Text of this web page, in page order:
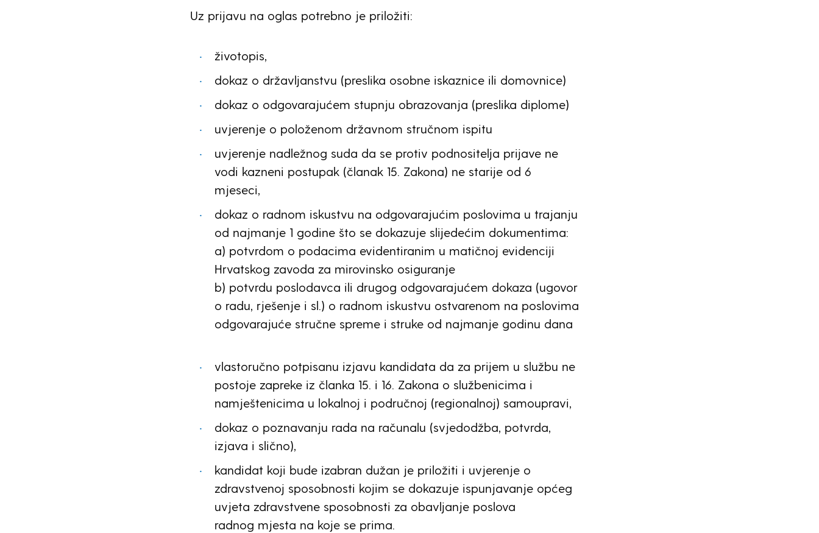
Uz prijavu na oglas potrebno je priložiti:
životopis,
dokaz o državljanstvu (preslika osobne iskaznice ili domovnice)
dokaz o odgovarajućem stupnju obrazovanja (preslika diplome)
uvjerenje o položenom državnom stručnom ispitu
uvjerenje nadležnog suda da se protiv podnositelja prijave ne
vodi kazneni postupak (članak 15. Zakona) ne starije od 6
mjeseci,
dokaz o radnom iskustvu na odgovarajućim poslovima u trajanju
od najmanje 1 godine što se dokazuje slijedećim dokumentima:
a) potvrdom o podacima evidentiranim u matičnoj evidenciji
Hrvatskog zavoda za mirovinsko osiguranje
b) potvrdu poslodavca ili drugog odgovarajućem dokaza (ugovor
o radu, rješenje i sl.) o radnom iskustvu ostvarenom na poslovima
odgovarajuće stručne spreme i struke od najmanje godinu dana
vlastoručno potpisanu izjavu kandidata da za prijem u službu ne
postoje zapreke iz članka 15. i 16. Zakona o službenicima i
namještenicima u lokalnoj i područnoj (regionalnoj) samoupravi,
dokaz o poznavanju rada na računalu (svjedodžba, potvrda,
izjava i slično),
kandidat koji bude izabran dužan je priložiti i uvjerenje o
zdravstvenoj sposobnosti kojim se dokazuje ispunjavanje općeg
uvjeta zdravstvene sposobnosti za obavljanje poslova
radnog mjesta na koje se prima.